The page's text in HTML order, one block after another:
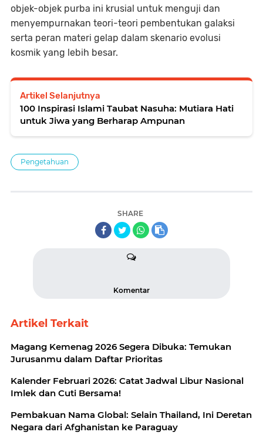
objek-objek purba ini krusial untuk menguji dan
menyempurnakan teori-teori pembentukan galaksi
serta peran materi gelap dalam skenario evolusi
kosmik yang lebih besar.
Artikel Selanjutnya
100 Inspirasi Islami Taubat Nasuha: Mutiara Hati
untuk Jiwa yang Berharap Ampunan
Pengetahuan
SHARE
Komentar
Artikel Terkait
Magang Kemenag 2026 Segera Dibuka: Temukan
Jurusanmu dalam Daftar Prioritas
Kalender Februari 2026: Catat Jadwal Libur Nasional
Imlek dan Cuti Bersama!
Pembakuan Nama Global: Selain Thailand, Ini Deretan
Negara dari Afghanistan ke Paraguay